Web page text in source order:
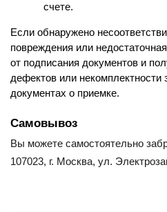
счете.
Если обнаружено
повреждения или
от подписания документов и
дефектов или некомплектности
документах о приемке.
Самовывоз
Вы можете самостоятельно
107023, г. Москва, ул.